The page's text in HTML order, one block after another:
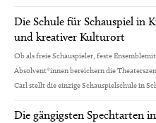
Die Schule für Schauspiel in
und kreativer Kulturort
Ob als freie Schauspieler, feste
Absolvent*innen bereichern die
Carl stellt die einzige Schauspielschule in
Die gängigsten Spechtarten